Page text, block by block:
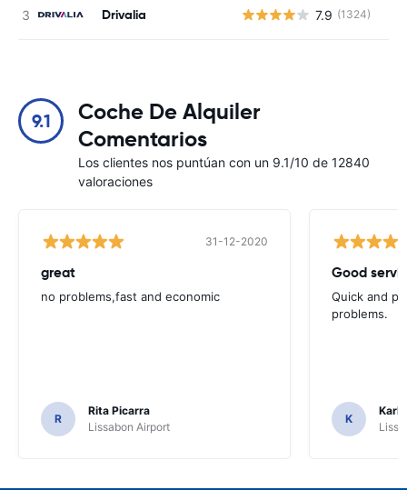
Drivalia 7.9 (1324)
9.1
Coche De Alquiler
Comentarios
Los clientes nos puntúan con un 9.1/10 de 12840
valoraciones
31-12-2020
great
no problems,fast and economic
R
Rita Picarra
Lissabon Airport
Good
Quick and
problems.
K
Karl